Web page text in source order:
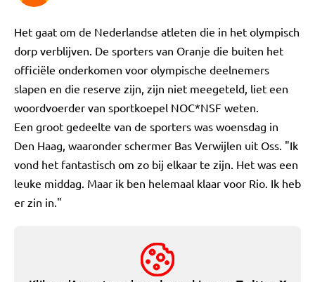
Het gaat om de Nederlandse atleten die in het olympisch
dorp verblijven. De sporters van Oranje die buiten het
officiële onderkomen voor olympische deelnemers
slapen en die reserve zijn, zijn niet meegeteld, liet een
woordvoerder van sportkoepel NOC*NSF weten.
Een groot gedeelte van de sporters was woensdag in
Den Haag, waaronder schermer Bas Verwijlen uit Oss. "Ik
vond het fantastisch om zo bij elkaar te zijn. Het was een
leuke middag. Maar ik ben helemaal klaar voor Rio. Ik heb
er zin in."